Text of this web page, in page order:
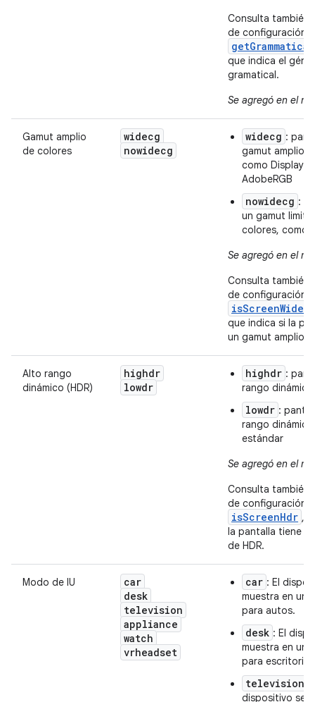
Consulta también
de configuración
que indica el
gramatical.
Se agregó en el
Gamut amplio
de colores
widecg
nowidecg
widecg :
gamut amplio
como Display
AdobeRGB
nowidecg :
un gamut
colores, como
Se agregó en el
Consulta también
de configuración
que indica si la
un gamut amplio
Alto rango
dinámico (HDR)
highdr
lowdr
highdr :
rango
lowdr :
rango
estándar
Se agregó en el
Consulta también
de configuración
isScreenHdr ,
la pantalla tiene
de HDR.
Modo de IU
car
desk
television
appliance
watch
vrheadset
car : El
muestra en un
para autos.
desk : El
muestra en un
para escritorio.
television
dispositivo se